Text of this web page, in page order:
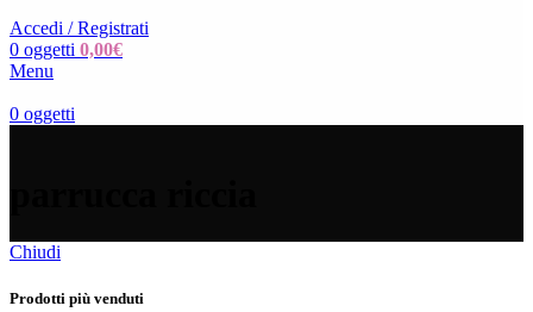
Accedi / Registrati
0 oggetti 0,00€
Menu
0 oggetti
Chiudi
Prodotti più venduti